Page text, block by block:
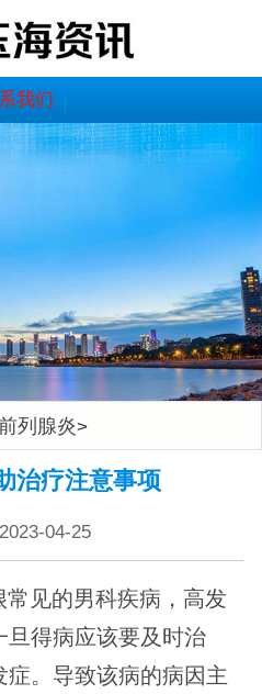
我们
列腺炎>
治疗注意事项
04-25
见的男科疾病，高发
得病应该要及时治
。导致该病的病因主